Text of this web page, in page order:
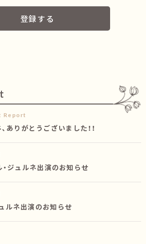
Report
ありがとうございました！！
ジュルネ出演のお知らせ
ルネ出演のお知らせ